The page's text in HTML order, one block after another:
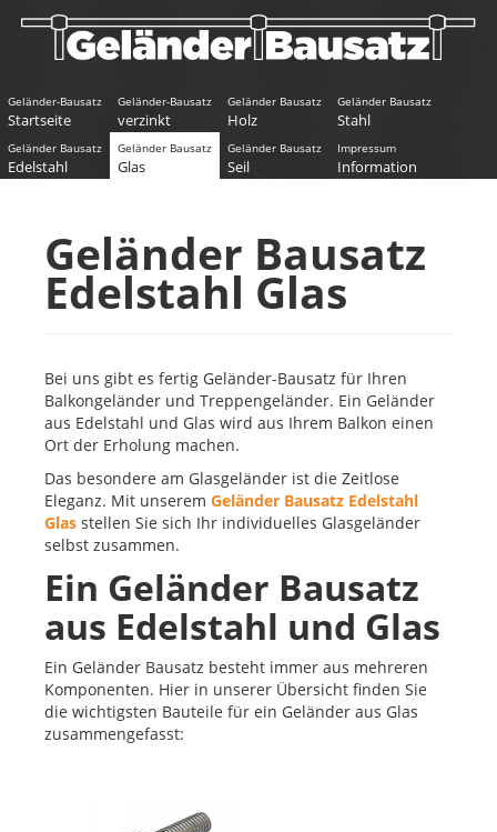
Geländer-Bausatz
Startseite
Geländer-Bausatz
verzinkt
Geländer Bausatz
Holz
Geländer Bausatz
Stahl
Geländer Bausatz
Edelstahl
Geländer Bausatz
Glas
Geländer Bausatz
Seil
Impressum
Information
Geländer Bausatz
Edelstahl Glas
Bei uns gibt es fertig Geländer-Bausatz für Ihren
Balkongeländer und Treppengeländer. Ein Geländer
aus Edelstahl und Glas wird aus Ihrem Balkon einen
Ort der Erholung machen.
Das besondere am Glasgeländer ist die Zeitlose
Eleganz. Mit unserem Geländer Bausatz Edelstahl
Glas stellen Sie sich Ihr individuelles Glasgeländer
selbst zusammen.
Ein Geländer Bausatz
aus Edelstahl und Glas
Ein Geländer Bausatz besteht immer aus mehreren
Komponenten. Hier in unserer Übersicht finden Sie
die wichtigsten Bauteile für ein Geländer aus Glas
zusammengefasst: